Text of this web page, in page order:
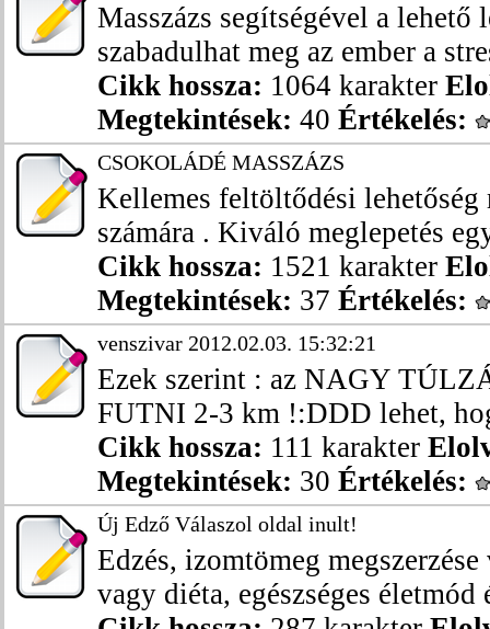
Masszázs segítségével a lehető
szabadulhat meg az ember a
Cikk hossza: 1064 karakter
Megtekintések: 40 Értékelés:
CSOKOLÁDÉ MASSZÁZS
Kellemes feltöltődési lehetőség
számára . Kiváló meglepetés
Cikk hossza: 1521 karakter
Megtekintések: 37 Értékelés:
venszivar 2012.02.03. 15:32:21
Ezek szerint : az NAGY
FUTNI 2-3 km !:DDD lehet,
Cikk hossza: 111 karakter
Megtekintések: 30 Értékelés:
Új Edző Válaszol oldal inult!
Edzés, izomtömeg
vagy diéta, egészséges életmód